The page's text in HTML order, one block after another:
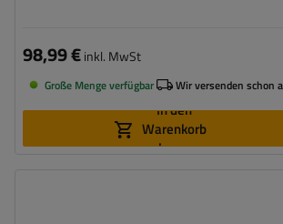
98,99 €inkl. MwSt
Große Menge verfügbar Wir versenden schon
In den
Warenkorb
legen